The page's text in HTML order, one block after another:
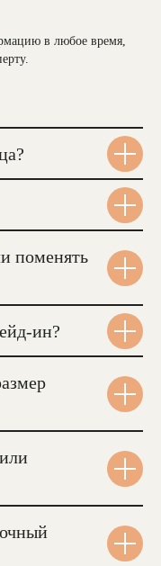
в любое время,
поменять
ин?